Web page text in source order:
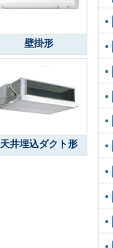
壁掛形
天井埋込ダクト形